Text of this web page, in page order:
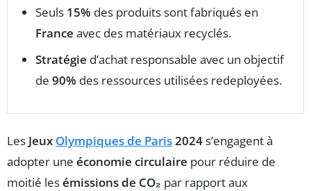
Seuls 15% des produits sont fabriqués en
France avec des matériaux recyclés.
Stratégie d’achat responsable avec un objectif
de 90% des ressources utilisées redeployées.
Les Jeux Olympiques de Paris2024s’engagent à
adopter une économie circulaire pour réduire de
moitié lesémissions de CO₂ par rapport aux